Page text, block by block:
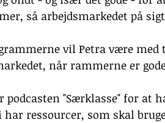
så arbejdsmarkedet på
vil Petra være
når rammerne er
podcasten "Særklasse" for at
har ressourcer, som skal